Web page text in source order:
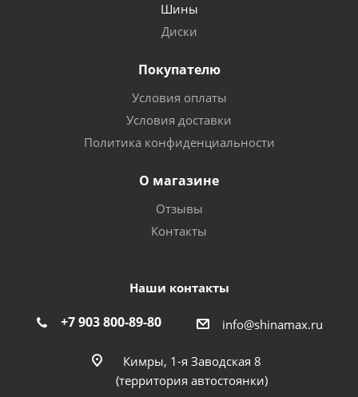
Шины
Диски
Покупателю
Условия оплаты
Условия доставки
Политика конфиденциальности
О магазине
Отзывы
Контакты
Наши контакты
+7 903 800-89-80 info@shinamax.ru
Кимры, 1-я Заводская 8
(территория автостоянки)